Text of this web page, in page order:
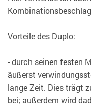
Vorteile des Duplo:
- durch seinen festen
äußerst
lange Zeit. Dies trägt
bei; außerdem wird